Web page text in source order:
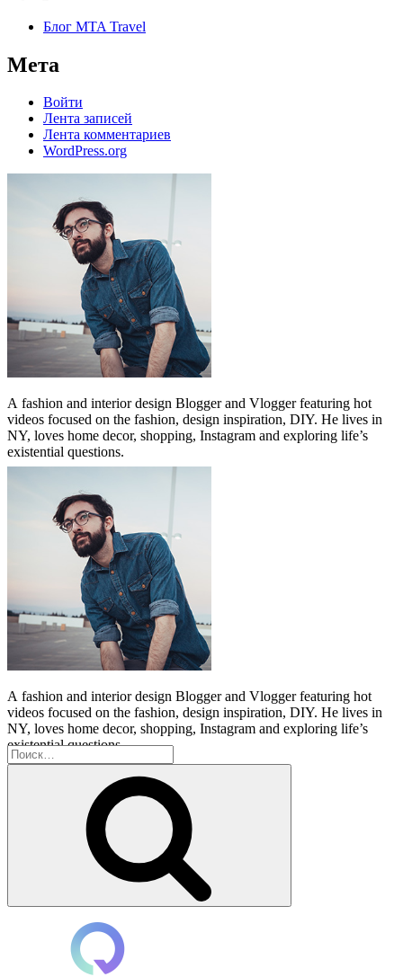
Блог MTA Travel
Мета
Войти
Лента записей
Лента комментариев
WordPress.org
A fashion and interior design Blogger and Vlogger featuring hot
videos focused on the fashion, design inspiration, DIY. He lives in
NY, loves home decor, shopping, Instagram and exploring life’s
existential questions.
A fashion and interior design Blogger and Vlogger featuring hot
videos focused on the fashion, design inspiration, DIY. He lives in
NY, loves home decor, shopping, Instagram and exploring life’s
existential questions.
Искать: